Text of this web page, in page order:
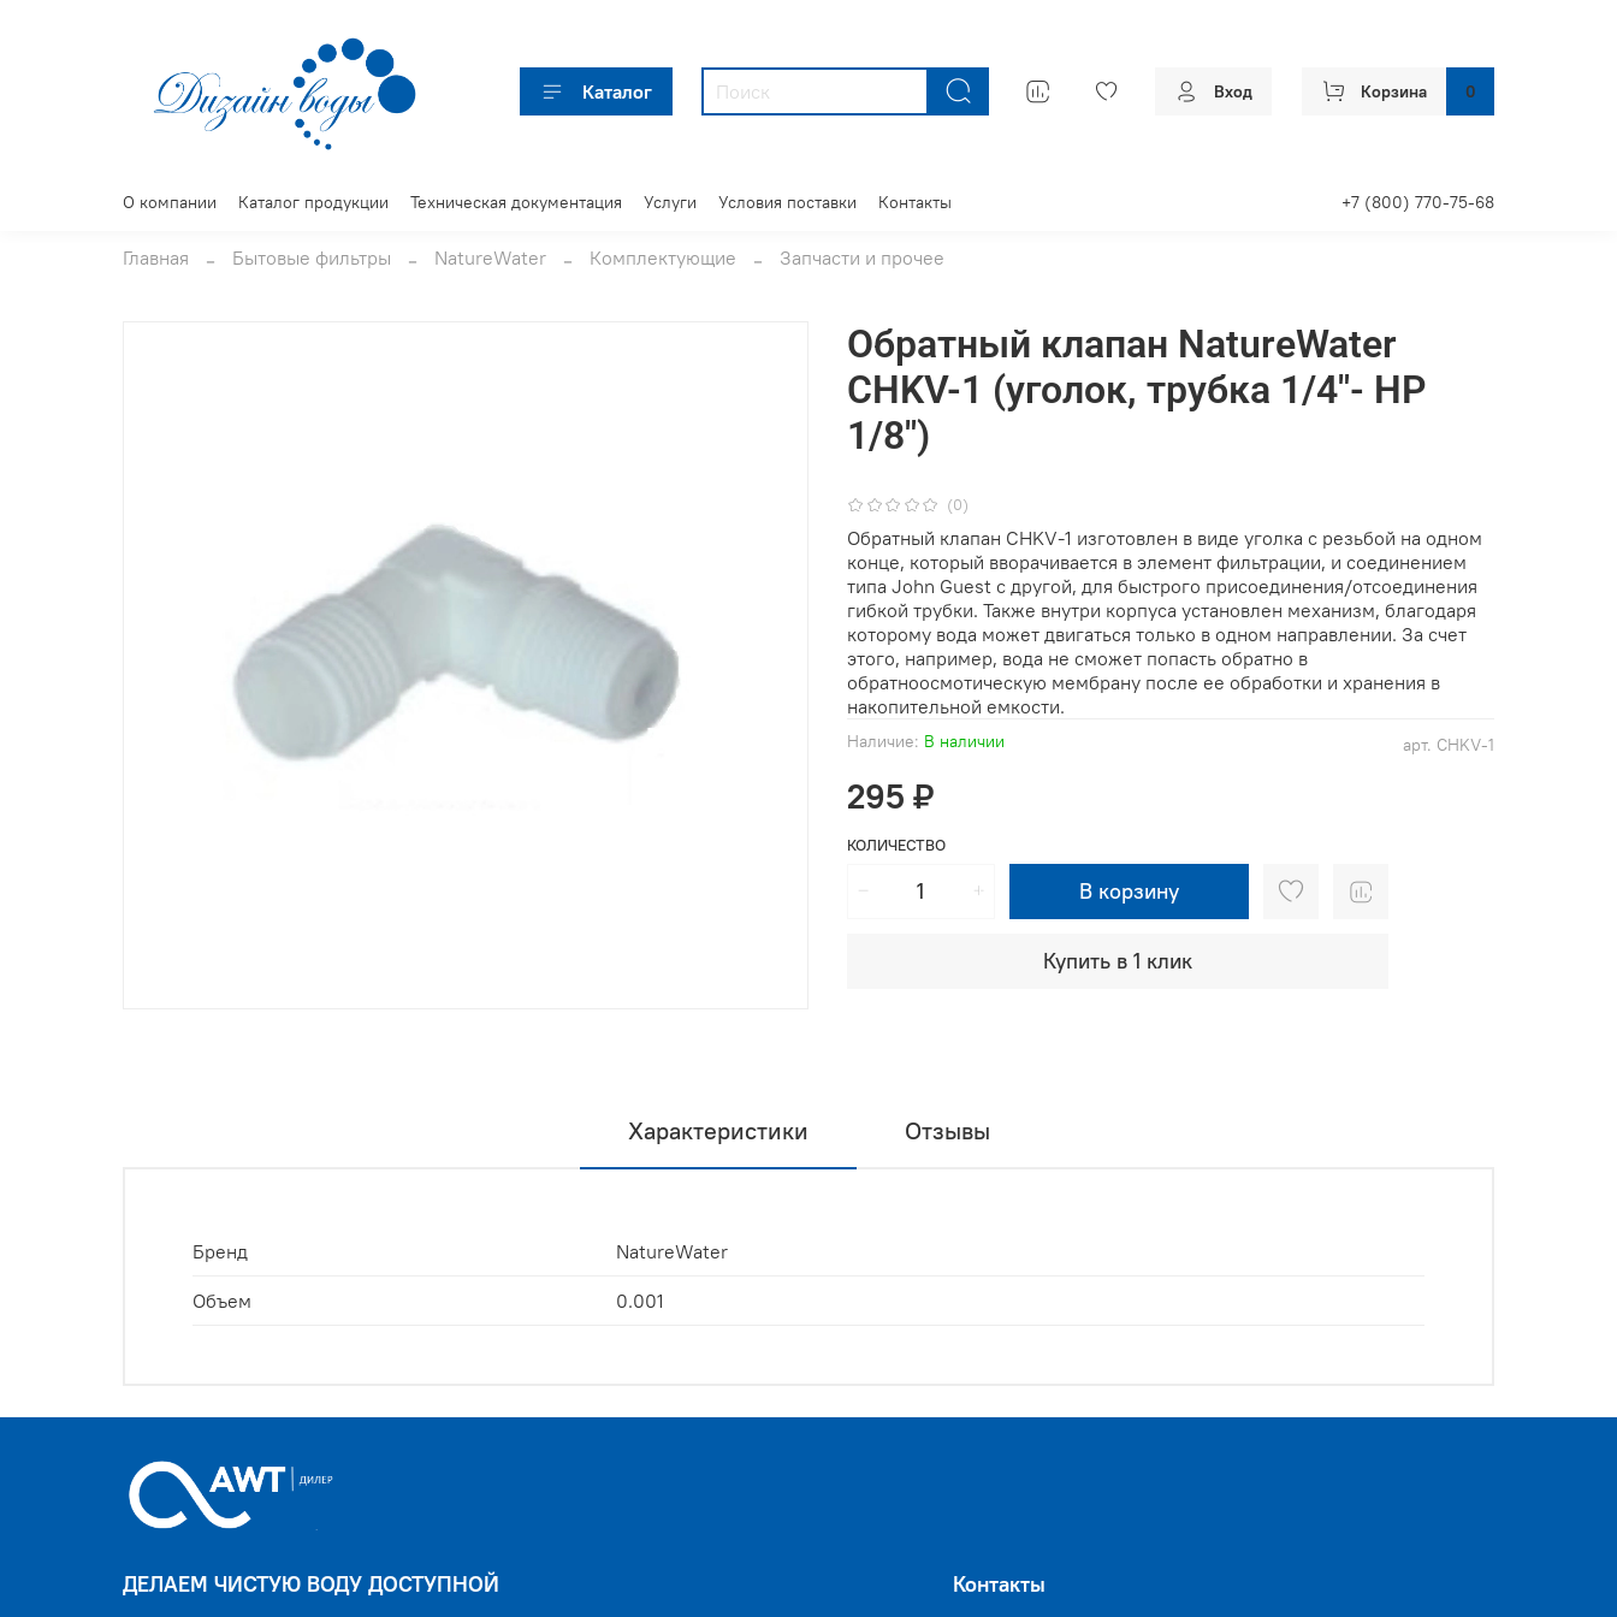
Каталог Вход Корзина 0
О компании Каталог продукции Техническая документация Услуги Условия поставки Контакты +7 (800) 770-75-68
Главная Бытовые фильтры NatureWater Комплектующие Запчасти и прочее
(0)
арт. CHKV-1
Наличие: В наличии
Обратный клапан NatureWater
CHKV-1 (уголок, трубка 1/4"- НР
1/8")
295 ₽
КОЛИЧЕСТВО
В корзину
Купить в 1 клик
Обратный клапан CHKV-1 изготовлен в виде уголка с резьбой на одном
конце, который вворачивается в элемент фильтрации, и соединением
типа John Guest с другой, для быстрого присоединения/отсоединения
гибкой трубки. Также внутри корпуса установлен механизм, благодаря
которому вода может двигаться только в одном направлении. За счет
этого, например, вода не сможет попасть обратно в
обратноосмотическую мембрану после ее обработки и хранения в
накопительной емкости.
Характеристики Отзывы
Бренд NatureWater
Объем 0.001
ДЕЛАЕМ ЧИСТУЮ ВОДУ ДОСТУПНОЙ Контакты